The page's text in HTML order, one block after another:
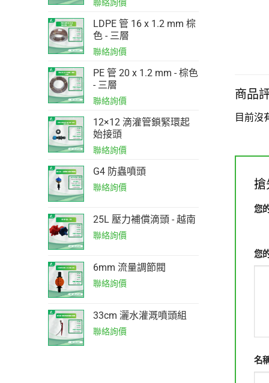
LDPE 管 16 x 1.2 mm 棕
色 - 三層
PE 管 20 x 1.2 mm - 棕色
- 三層
12×12 滴灌管鎖緊環起
始接頭
G4 防蟲噴頭
25L 壓力補償滴頭 - 越南
6mm 流量調節閥
33cm 灑水灌溉噴頭組
商品
目前沒
搶
您
您
名